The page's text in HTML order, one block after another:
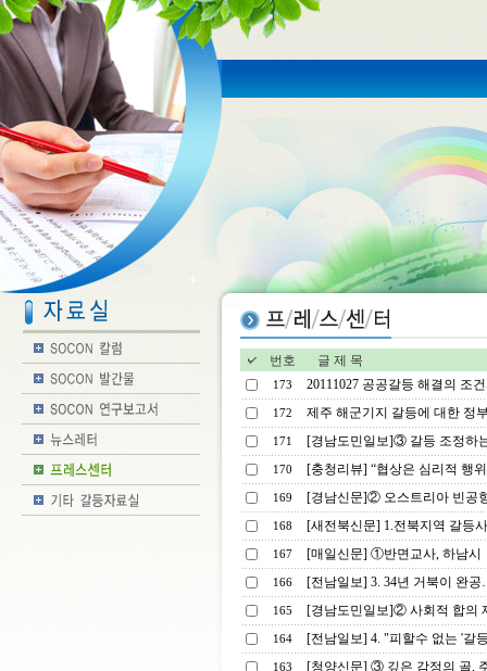
번호 글 제 목
173 20111027 공공갈등 해결의 조
172 제주 해군기지 갈등에 대한 정
171 [경남도민일보]③ 갈등 조정하
170 [충청리뷰] “협상은 심리적 행
169 [경남신문]② 오스트리아 빈공
168 [새전북신문] 1.전북지역 갈등
167 [매일신문] ①반면교사, 하남시
166 [전남일보] 3. 34년 거북이 완
165 [경남도민일보]② 사회적 합의
164 [전남일보] 4. "피할수 없는 '갈
163 [청양신문] ③ 깊은 감정의 골,